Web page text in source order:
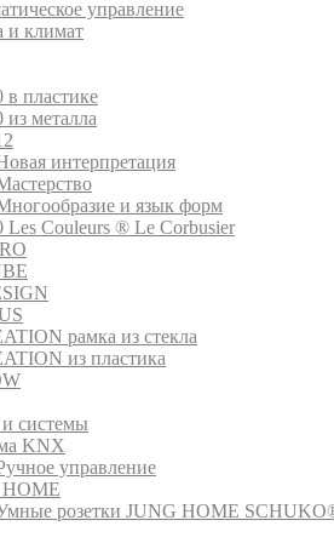
управление
и климат
в пластике
из металла
интерпретация
и язык форм
Les Couleurs ® Le Corbusier
рамка из стекла
из пластика
системы
KNX
управление
розетки JUNG HOME